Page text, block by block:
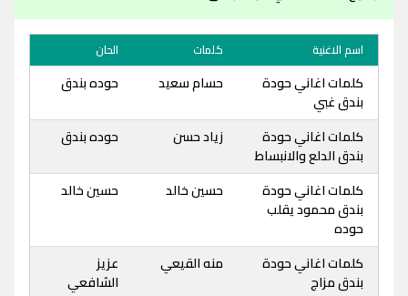
اسم الاغنية كلمات الحان
كلمات اغاني حودة
بندق غبي
حسام سعيد حوده بندق
كلمات اغاني حودة
بندق الدلع والانبساط
زياد حسن حوده بندق
كلمات اغاني حودة
بندق محمود يقلب
حوده
حسين خالد حسين خالد
كلمات اغاني حودة
بندق مزاج
منه القيعي
عزيز
الشافعي